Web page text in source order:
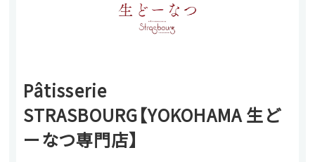
Pâtisserie
STRASBOURG【YOKOHAMA 生ど
ーなつ専門店】